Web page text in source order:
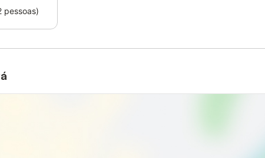
pessoas)